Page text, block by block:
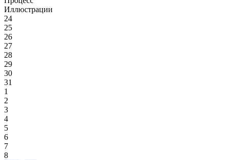
Иллюстрации
24
25
26
27
28
29
30
31
1
2
3
4
5
6
7
8